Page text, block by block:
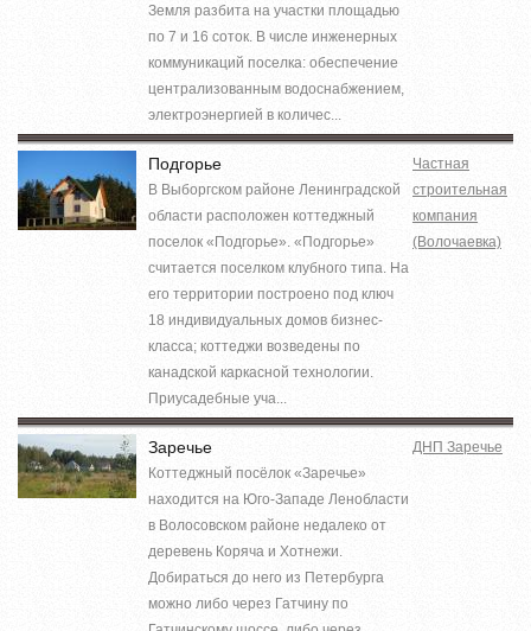
Земля разбита на участки площадью
по 7 и 16 соток. В числе инженерных
коммуникаций поселка: обеспечение
централизованным водоснабжением,
электроэнергией в количес...
Подгорье
В Выборгском районе Ленинградской
области расположен коттеджный
поселок «Подгорье». «Подгорье»
считается поселком клубного типа. На
его территории построено под ключ
18 индивидуальных домов бизнес-
класса; коттеджи возведены по
канадской каркасной технологии.
Приусадебные уча...
Частная
строительная
компания
(Волочаевка)
Заречье
Коттеджный посёлок «Заречье»
находится на Юго-Западе Ленобласти
в Волосовском районе недалеко от
деревень Коряча и Хотнежи.
Добираться до него из Петербурга
можно либо через Гатчину по
ДНП Заречье